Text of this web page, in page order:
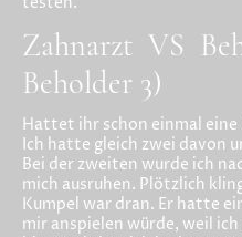
Zahnarzt VS
Beholder 3)
Hattet ihr schon einmal
Ich hatte gleich zwei davon
Bei der zweiten wurde ich
mich ausruhen. Plötzlich
Kumpel war dran. Er hatte
mir anspielen würde, weil